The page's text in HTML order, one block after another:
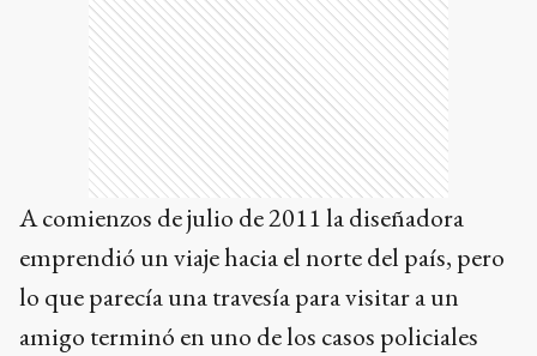
A comienzos de julio de 2011 la diseñadora
emprendió un viaje hacia el norte del país, pero
lo que parecía una travesía para visitar a un
amigo terminó en uno de los casos policiales